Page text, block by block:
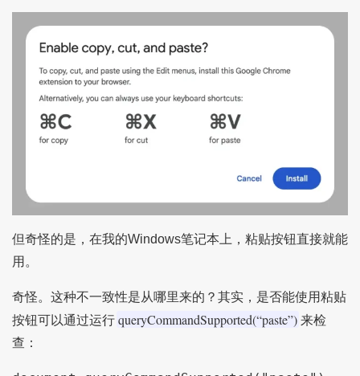
但奇怪的是，在我的Windows笔记本上，粘贴按钮直接就能
用。
奇怪。这种不一致性是从哪里来的？其实，是否能使用粘贴
按钮可以通过运行 queryCommandSupported(“paste”) 来检
查：